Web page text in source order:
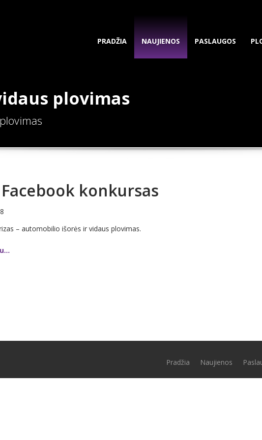
PRADŽIA NAUJIENOS PASLAUGOS
plovimas
konkursas
– automobilio išorės ir vidaus plovimas.
Pradžia Naujienos